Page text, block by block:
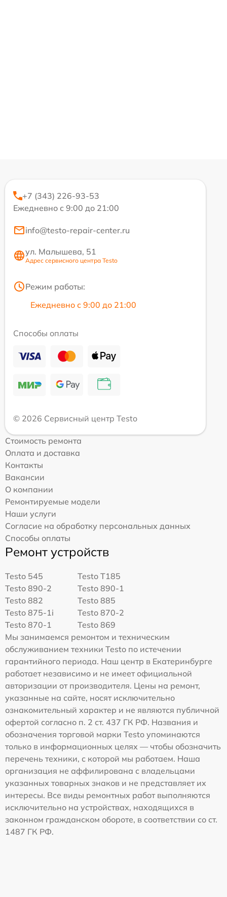
+7 (343) 226-93-53
Ежедневно с 9:00 до 21:00
info@testo-repair-center.ru
ул. Малышева, 51
Адрес сервисного центра Testo
Режим работы:
Ежедневно с 9:00 до 21:00
Способы оплаты
© 2026 Сервисный центр Testo
Стоимость ремонта
Оплата и доставка
Контакты
Вакансии
О компании
Ремонтируемые модели
Наши услуги
Согласие на обработку персональных данных
Способы оплаты
Ремонт устройств
Testo 545
Testo T185
Testo 890-2
Testo 890-1
Testo 882
Testo 885
Testo 875-1i
Testo 870-2
Testo 870-1
Testo 869
Мы занимаемся ремонтом и техническим
обслуживанием техники Testo по истечении
гарантийного периода. Наш центр в Екатеринбурге
работает независимо и не имеет официальной
авторизации от производителя. Цены на ремонт,
указанные на сайте, носят исключительно
ознакомительный характер и не являются публичной
офертой согласно п. 2 ст. 437 ГК РФ. Названия и
обозначения торговой марки Testo упоминаются
только в информационных целях — чтобы обозначить
перечень техники, с которой мы работаем. Наша
организация не аффилирована с владельцами
указанных товарных знаков и не представляет их
интересы. Все виды ремонтных работ выполняются
исключительно на устройствах, находящихся в
законном гражданском обороте, в соответствии со ст.
1487 ГК РФ.